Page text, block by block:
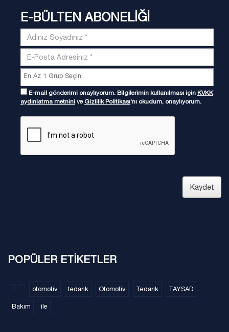
E-BÜLTEN ABONELİĞİ
E-mail gönderimi onaylıyorum. Bilgilerimin kullanılması için KVKK
aydınlatma metnini ve Gizlilik Politikası'nı okudum, onaylıyorum.
Kaydet
POPÜLER ETİKETLER
otomotiv tedarik Otomotiv Tedarik TAYSAD
Bakım ile